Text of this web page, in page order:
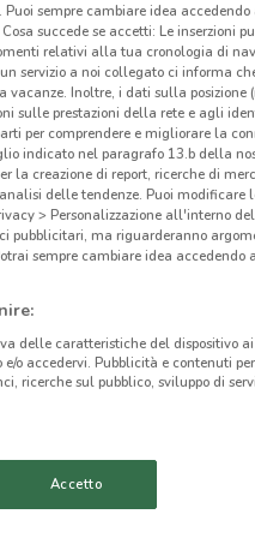
MAURO
sempre cambiare idea accedendo
succede se accetti: Le inserzioni
relativi alla tua cronologia di
servizio a noi collegato ci informa
Inoltre, i dati sulla posizione
sulle prestazioni della rete e agli
per comprendere e migliorare la
indicato nel paragrafo 13.b della
la creazione di report, ricerche di
delle tendenze. Puoi modificare
> Personalizzazione all'interno
pubblicitari, ma riguarderanno
sempre cambiare idea accedendo
delle caratteristiche del dispositivo
o accedervi. Pubblicità e contenuti
ricerche sul pubblico, sviluppo di
Accetto